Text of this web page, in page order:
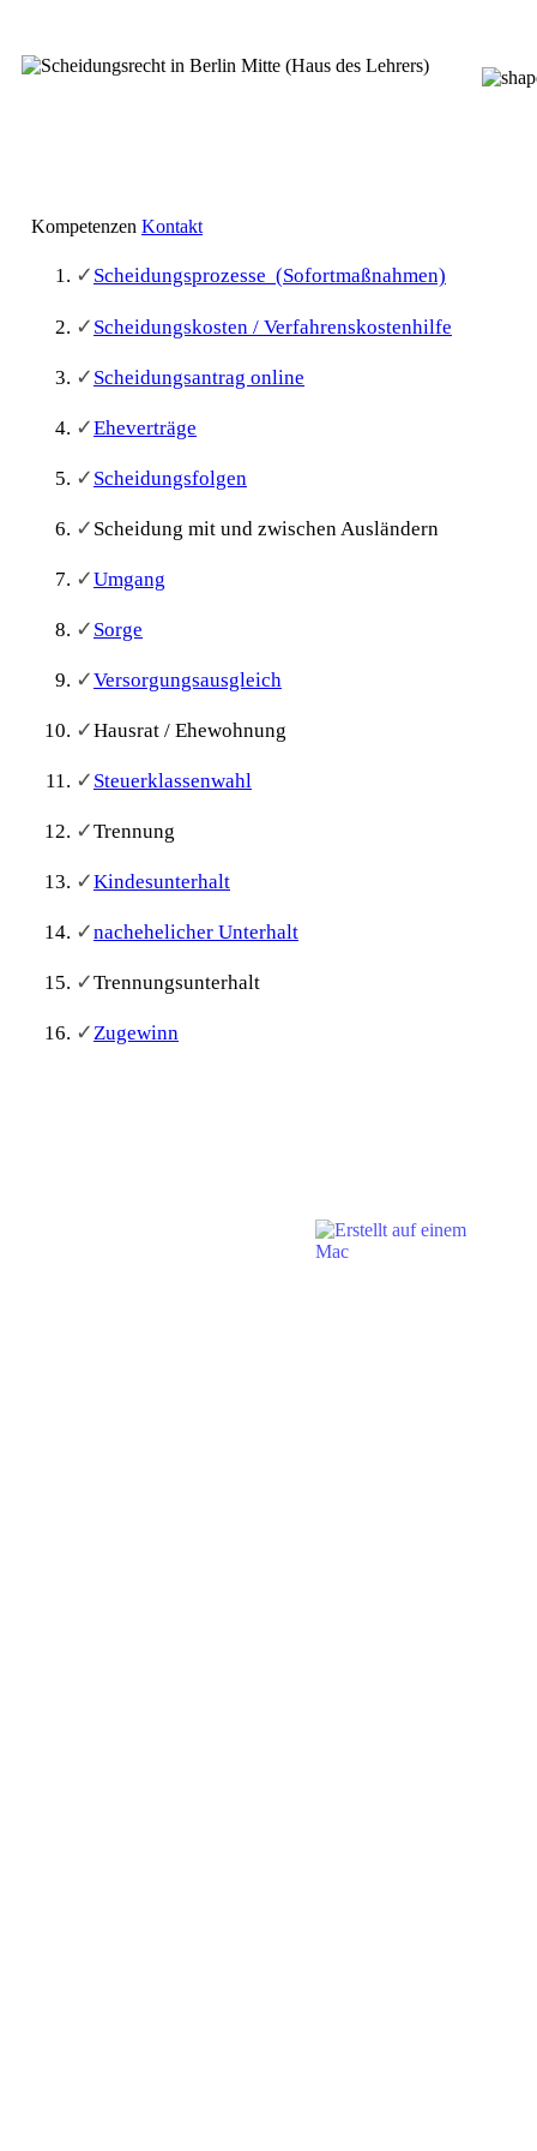
✓ Scheidungsprozesse (Sofortmaßnahmen)
✓ Scheidungskosten / Verfahrenskostenhilfe
✓ Scheidungsantrag online
✓Eheverträge
✓ Scheidungsfolgen
✓ Scheidung mit und zwischen Ausländern
✓Umgang
✓ Sorge
✓Versorgungsausgleich
✓Hausrat / Ehewohnung
✓ Steuerklassenwahl
✓Trennung
✓Kindesunterhalt
✓nachehelicher Unterhalt
✓Trennungsunterhalt
✓Zugewinn
Kompetenzen Kontakt